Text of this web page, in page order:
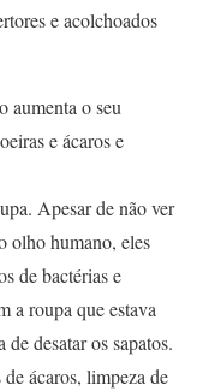
e acolchoados
aumenta o seu
e ácaros e
Apesar de não ver
olho humano, eles
de bactérias e
a roupa que estava
desatar os sapatos.
ácaros, limpeza de